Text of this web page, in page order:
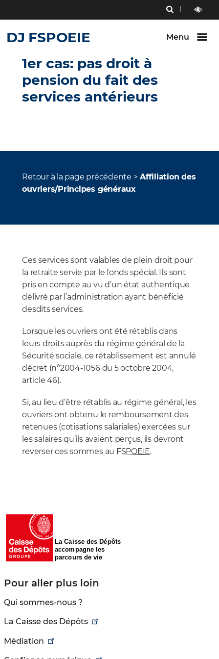
contenu
menu
bouton
et
Menu
RECHERCHE
DJ FSPOEIE Menu
1er cas: pas droit à
pension du fait des
services antérieurs
Retour à la page précédente > Affiliation des
ouvriers/Principes généraux
Ces services sont valables de plein droit pour
la retraite servie par le fonds spécial. Ils sont
pris en compte au vu d’un état authentique
délivré par l’administration ayant bénéficié
desdits services.
Lorsque les ouvriers ont été rétablis dans
leurs droits auprès du régime général de la
Sécurité sociale, ce rétablissement est annulé
décret (n°2004-1056 du 5 octobre 2004,
article 46).
Si, au lieu d’être rétablis au régime général, les
ouvriers ont obtenu le remboursement des
retenues (cotisations salariales) exercées sur
les salaires qu’ils avaient perçus, ils devront
reverser ces sommes au FSPOEIE.
La Caisse des Dépôts
accompagne les
parcours de vie
Pour aller plus loin
Qui sommes-nous ?
La Caisse des Dépôts
Médiation